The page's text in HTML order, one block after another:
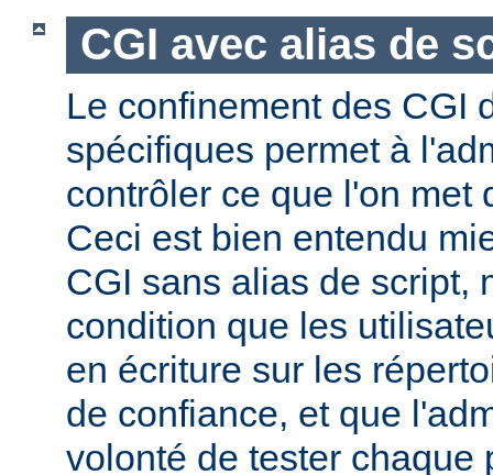
CGI avec alias de
Le confinement des CGI
spécifiques permet à
contrôler ce que l'on met
Ceci est bien entendu
CGI sans alias de script,
condition que les
en écriture sur les
de confiance, et que
volonté de tester chaque